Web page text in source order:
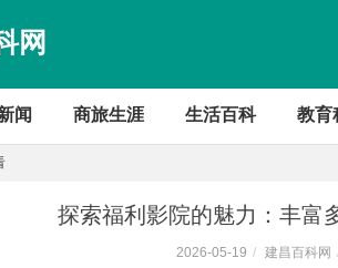
网
闻 商旅生涯 生活百科 教育
探索福利影院的魅力：丰富
2026-05-19 / 建昌百科网